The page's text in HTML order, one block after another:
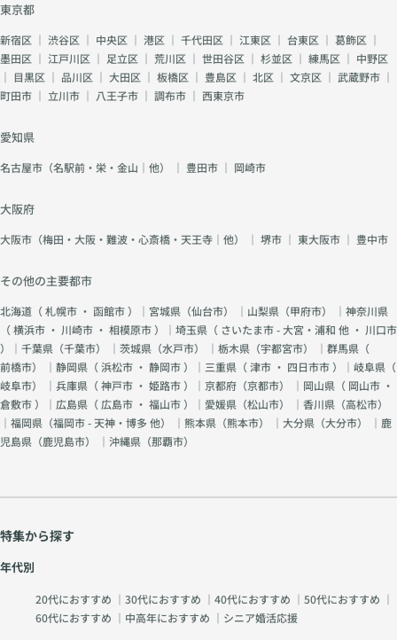
東京都
新宿区 ｜ 渋谷区 ｜ 中央区 ｜ 港区 ｜ 千代田区 ｜ 江東区 ｜ 台東区 ｜ 葛飾区 ｜
墨田区 ｜ 江戸川区 ｜ 足立区 ｜ 荒川区 ｜ 世田谷区 ｜ 杉並区 ｜ 練馬区 ｜ 中野区
｜ 目黒区 ｜ 品川区 ｜ 大田区 ｜ 板橋区 ｜ 豊島区 ｜ 北区 ｜ 文京区 ｜ 武蔵野市 ｜
町田市 ｜ 立川市 ｜ 八王子市 ｜ 調布市 ｜ 西東京市
愛知県
名古屋市（名駅前・栄・金山｜他） ｜ 豊田市 ｜ 岡崎市
大阪府
大阪市（梅田・大阪・難波・心斎橋・天王寺｜他） ｜ 堺市 ｜ 東大阪市 ｜ 豊中市
その他の主要都市
北海道（札幌市 ・ 函館市）｜宮城県（仙台市） ｜山梨県（甲府市） ｜神奈川県
（横浜市 ・ 川崎市 ・ 相模原市）｜埼玉県（ さいたま市 - 大宮・浦和 他 ・ 川口市
）｜千葉県（千葉市） ｜茨城県（水戸市） ｜栃木県（宇都宮市） ｜群馬県（
前橋市） ｜静岡県（浜松市 ・ 静岡市）｜三重県（津市 ・ 四日市市）｜岐阜県（
岐阜市） ｜兵庫県（神戸市 ・ 姫路市）｜京都府（京都市） ｜岡山県（ 岡山市 ・
倉敷市）｜広島県（ 広島市 ・ 福山市）｜愛媛県（松山市） ｜香川県（高松市）
｜福岡県（福岡市 - 天神・博多 他） ｜熊本県（熊本市） ｜大分県（大分市） ｜鹿
児島県（鹿児島市） ｜沖縄県（那覇市）
特集から探す
年代別
20代におすすめ ｜ 30代におすすめ ｜ 40代におすすめ ｜ 50代におすすめ ｜
60代におすすめ ｜ 中高年におすすめ ｜ シニア婚活応援